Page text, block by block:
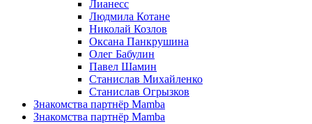
Лианесс
Людмила Котане
Николай Козлов
Оксана Панкрушина
Олег Бабулин
Павел Шамин
Станислав Михайленко
Станислав Огрызков
Знакомства партнёр Mamba
Знакомства партнёр Mamba